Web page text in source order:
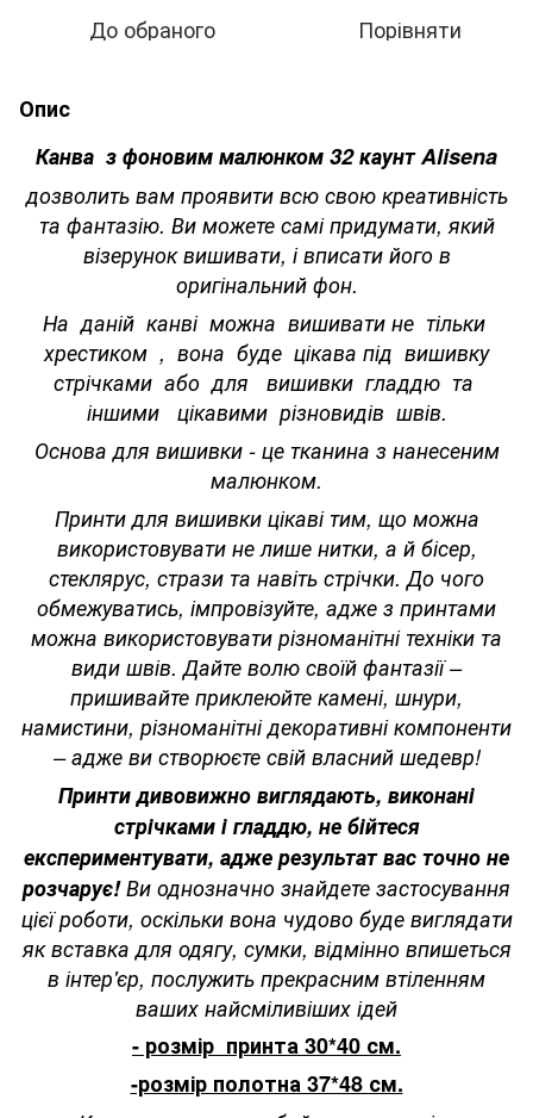
До обраного Порівняти
Опис
Канва з фоновим малюнком 32 каунт Alisena
дозволить вам проявити всю свою креативність
та фантазію. Ви можете самі придумати, який
візерунок вишивати, і вписати його в
оригінальний фон.
На даній канві можна вишивати не тільки
хрестиком , вона буде цікава під вишивку
стрічками або для вишивки гладдю та
іншими цікавими різновидів швів.
Основа для вишивки - це тканина з нанесеним
малюнком.
Принти для вишивки цікаві тим, що можна
використовувати не лише нитки, а й бісер,
стеклярус, стрази та навіть стрічки. До чого
обмежуватись, імпровізуйте, адже з принтами
можна використовувати різноманітні техніки та
види швів. Дайте волю своїй фантазії –
пришивайте приклеюйте камені, шнури,
намистини, різноманітні декоративні компоненти
– адже ви створюєте свій власний шедевр!
Принти дивовижно виглядають, виконані
стрічками і гладдю, не бійтеся
експериментувати, адже результат вас точно не
розчарує! Ви однозначно знайдете застосування
цієї роботи, оскільки вона чудово буде виглядати
як вставка для одягу, сумки, відмінно впишеться
в інтер'єр, послужить прекрасним втіленням
ваших найсміливіших ідей
- розмір принта 30*40 см.
-розмір полотна 37*48 см.